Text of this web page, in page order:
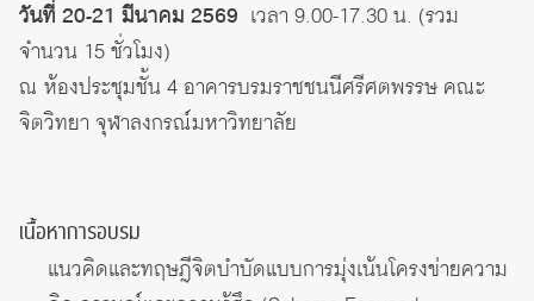
วันที่ 20-21 มีนาคม 2569 เวลา 9.00-17.30 น. (รวม
จำนวน 15 ชั่วโมง)
ณ ห้องประชุมชั้น 4 อาคารบรมราชชนนีศรีศตพรรษ คณะ
จิตวิทยา จุฬาลงกรณ์มหาวิทยาลัย
เนื้อหาการอบรม
แนวคิดและทฤษฎีจิตบำบัดแบบการมุ่งเน้นโครงข่ายความ